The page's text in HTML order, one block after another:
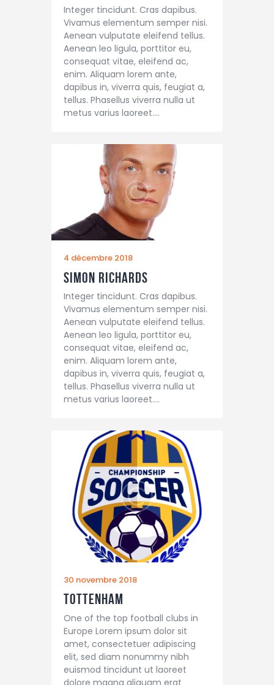
Integer tincidunt. Cras dapibus.
Vivamus elementum semper nisi.
Aenean vulputate eleifend tellus.
Aenean leo ligula, porttitor eu,
consequat vitae, eleifend ac,
enim. Aliquam lorem ante,
dapibus in, viverra quis, feugiat a,
tellus. Phasellus viverra nulla ut
metus varius laoreet.…
4 décembre 2018
Simon Richards
Integer tincidunt. Cras dapibus.
Vivamus elementum semper nisi.
Aenean vulputate eleifend tellus.
Aenean leo ligula, porttitor eu,
consequat vitae, eleifend ac,
enim. Aliquam lorem ante,
dapibus in, viverra quis, feugiat a,
tellus. Phasellus viverra nulla ut
metus varius laoreet.…
30 novembre 2018
Tottenham
One of the top football clubs in
Europe Lorem ipsum dolor sit
amet, consectetuer adipiscing
elit, sed diam nonummy nibh
euismod tincidunt ut laoreet
dolore magna aliquam erat